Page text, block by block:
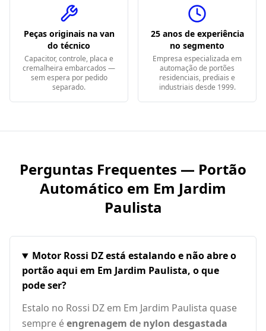
Peças originais na van
do técnico
Capacitor, controle, placa e
cremalheira embarcados —
sem espera por pedido
separado.
25 anos de experiência
no segmento
Empresa especializada em
automação de portões
residenciais, prediais e
industriais desde 1999.
Perguntas Frequentes — Portão
Automático em Em Jardim
Paulista
Motor Rossi DZ está estalando e não abre o
portão aqui em Em Jardim Paulista, o que
pode ser?
Estalo no Rossi DZ em Em Jardim Paulista quase
sempre éengrenagem de nylon desgastada